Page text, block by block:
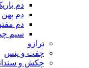
دم
دم پهن
دم
سیم
ترازو
چفت و پنس
چکش و